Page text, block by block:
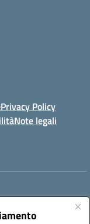
Privacy Policy
Note legali